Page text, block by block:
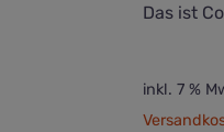
Das ist
inkl. 7 %